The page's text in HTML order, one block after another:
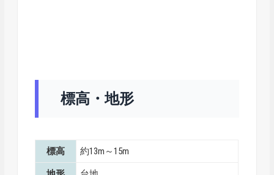
標高・地形
標高 約13m～15m